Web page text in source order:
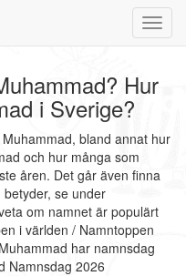
Hur
i Sverige?
bland annat hur
och hur många som
åren. Det går även finna
se under
om namnet är populärt
i världen / Namntoppen
har namnsdag
Namnsdag 2026